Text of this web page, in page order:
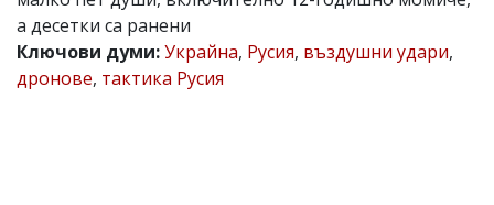
Коментарите
под
статиите
се
а десетки са ранени
Ключови думи:Украйна, Русия, въздушни удари,
дронове, тактика Русия